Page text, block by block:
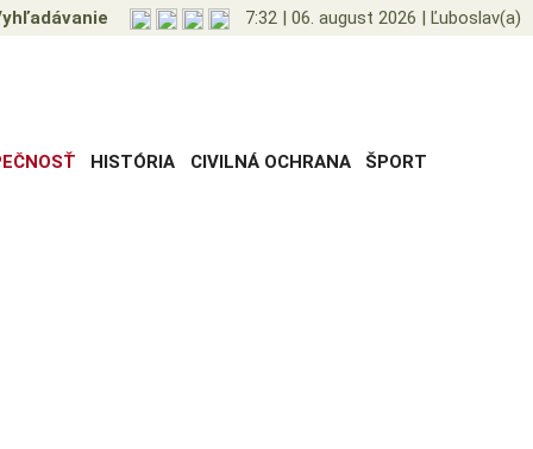
7:32 | 06. august 2026 | Ľuboslav(a)
HISTÓRIA CIVILNÁ OCHRANA ŠPORT